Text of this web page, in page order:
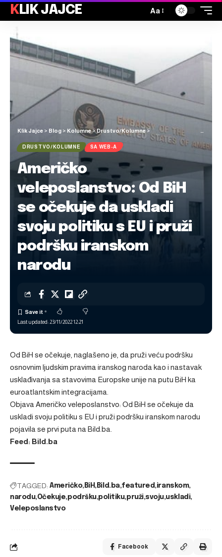
KLIK JAJCE Aa
Klik Jajce > Blog > Kolumne>Drustvo/Kolumne> Američko veleposlanstvo: Od BiH se očekuje da uskladi svoju politiku s EU i pruži podršku iranskom narodu
DRUSTVO/KOLUMNE SA WEB-A
Američko
veleposlanstvo: Od BiH
se očekuje da uskladi
svoju politiku s EU i pruži
podršku iranskom
narodu
Last updated: 23/11/2022 12:21
Od BiH se očekuje, naglašeno je, da pruži veću podršku
osnovnim ljudskim pravima iranskog naroda kao i nastavak
usklađivanja sa stavovima Europske unije na putu BiH ka
euroatlantskim integracijama.
Objava Američko veleposlanstvo: Od BiH se očekuje da
uskladi svoju politiku s EU i pruži podršku iranskom narodu
pojavila se prvi puta na Bild.ba
Feed: Bild.ba
TAGGED: Američko BiH Bild.ba featured iranskom
narodu Očekuje podršku politiku pruži svoju uskladi
Veleposlanstvo
Facebook